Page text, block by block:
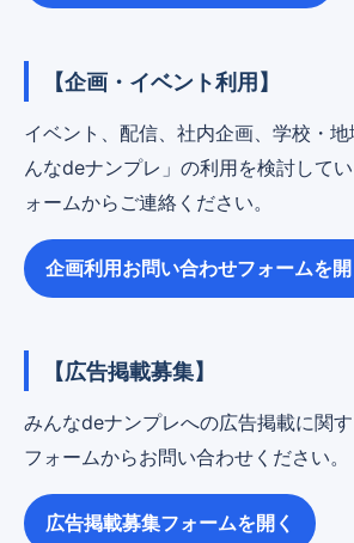
【企画・イベント利用】
イベント、配信、社内企画、学校・
んなdeナンプレ」の利用を検討して
ォームからご連絡ください。
企画利用お問い合わせフォームを開
【広告掲載募集】
みんなdeナンプレへの広告掲載に関
フォームからお問い合わせください。
広告掲載募集フォームを開く